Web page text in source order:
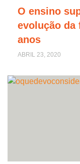
O ensino
evolução da
anos
ABRIL 23, 2020